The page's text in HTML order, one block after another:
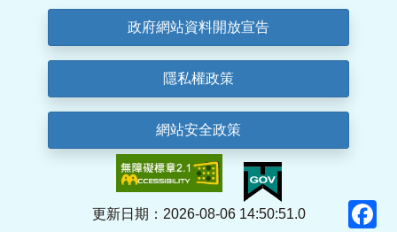
政府網站資料開放宣告
隱私權政策
網站安全政策
更新日期：2026-08-06 14:50:51.0